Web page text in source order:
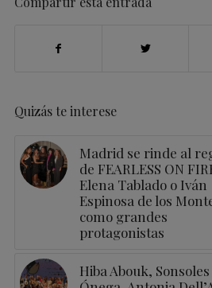
Quizás te interese
Madrid se rinde al
de FEARLESS ON
Elena Tablado o Iván
Espinosa de los
como grandes
protagonistas
Hiba Abouk, Sonsoles